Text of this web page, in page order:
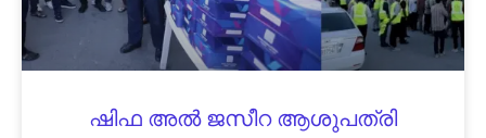
ഷിഫ അല്‍ ജസീറ ആശുപത്രി